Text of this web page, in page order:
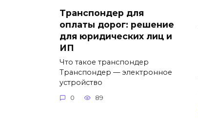
Транспондер для
оплаты дорог: решение
для юридических лиц и
ИП
Что такое транспондер
Транспондер — электронное
устройство
0 89